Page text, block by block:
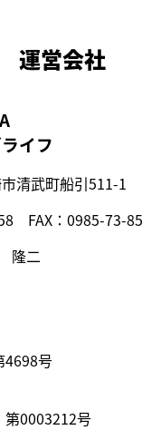
運営会社
イフ
清武町船引511-1
FAX：0985-73-
隆二
4698号
第0003212号